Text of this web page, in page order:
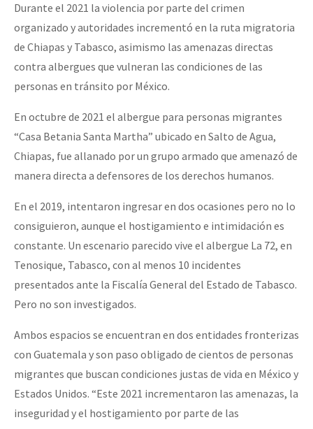
Durante el 2021 la violencia por parte del crimen
organizado y autoridades incrementó en la ruta migratoria
de Chiapas y Tabasco, asimismo las amenazas directas
contra albergues que vulneran las condiciones de las
personas en tránsito por México.
En octubre de 2021 el albergue para personas migrantes
“Casa Betania Santa Martha” ubicado en Salto de Agua,
Chiapas, fue allanado por un grupo armado que amenazó de
manera directa a defensores de los derechos humanos.
En el 2019, intentaron ingresar en dos ocasiones pero no lo
consiguieron, aunque el hostigamiento e intimidación es
constante. Un escenario parecido vive el albergue La 72, en
Tenosique, Tabasco, con al menos 10 incidentes
presentados ante la Fiscalía General del Estado de Tabasco.
Pero no son investigados.
Ambos espacios se encuentran en dos entidades fronterizas
con Guatemala y son paso obligado de cientos de personas
migrantes que buscan condiciones justas de vida en México y
Estados Unidos. “Este 2021 incrementaron las amenazas, la
inseguridad y el hostigamiento por parte de las